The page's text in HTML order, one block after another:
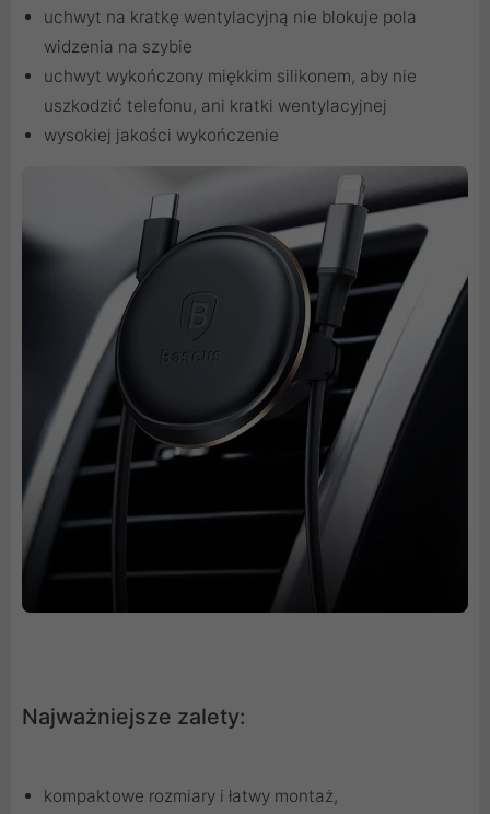
uchwyt na kratkę wentylacyjną nie blokuje pola
widzenia na szybie
uchwyt wykończony miękkim silikonem, aby nie
uszkodzić telefonu, ani kratki wentylacyjnej
wysokiej jakości wykończenie
Najważniejsze zalety:
kompaktowe rozmiary i łatwy montaż,